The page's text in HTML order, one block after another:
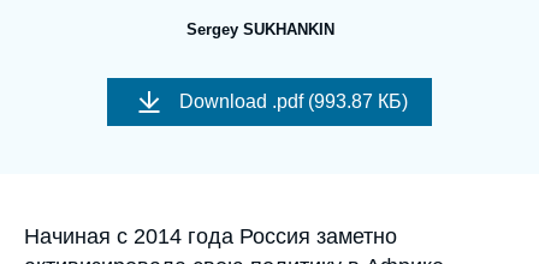
Войти
Sergey SUKHANKIN
Image
couverture
Download .pdf (993.87 КБ)
Accroche
Начиная с 2014 года Россия заметно